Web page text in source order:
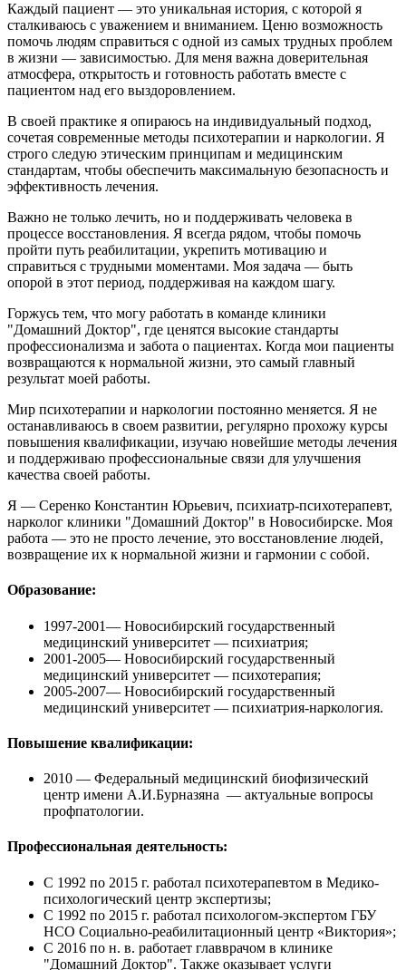
Каждый пациент — это уникальная история, с которой я
сталкиваюсь с уважением и вниманием. Ценю возможность
помочь людям справиться с одной из самых трудных проблем
в жизни — зависимостью. Для меня важна доверительная
атмосфера, открытость и готовность работать вместе с
пациентом над его выздоровлением.
В своей практике я опираюсь на индивидуальный подход,
сочетая современные методы психотерапии и наркологии. Я
строго следую этическим принципам и медицинским
стандартам, чтобы обеспечить максимальную безопасность и
эффективность лечения.
Важно не только лечить, но и поддерживать человека в
процессе восстановления. Я всегда рядом, чтобы помочь
пройти путь реабилитации, укрепить мотивацию и
справиться с трудными моментами. Моя задача — быть
опорой в этот период, поддерживая на каждом шагу.
Горжусь тем, что могу работать в команде клиники
"Домашний Доктор", где ценятся высокие стандарты
профессионализма и забота о пациентах. Когда мои пациенты
возвращаются к нормальной жизни, это самый главный
результат моей работы.
Мир психотерапии и наркологии постоянно меняется. Я не
останавливаюсь в своем развитии, регулярно прохожу курсы
повышения квалификации, изучаю новейшие методы лечения
и поддерживаю профессиональные связи для улучшения
качества своей работы.
Я — Серенко Константин Юрьевич, психиатр-психотерапевт,
нарколог клиники "Домашний Доктор" в Новосибирске. Моя
работа — это не просто лечение, это восстановление людей,
возвращение их к нормальной жизни и гармонии с собой.
Образование:
1997-2001— Новосибирский государственный
медицинский университет — психиатрия;
2001-2005— Новосибирский государственный
медицинский университет — психотерапия;
2005-2007— Новосибирский государственный
медицинский университет — психиатрия-наркология.
Повышение квалификации:
2010 — Федеральный медицинский биофизический
центр имени А.И.Бурназяна — актуальные вопросы
профпатологии.
Профессиональная деятельность:
С 1992 по 2015 г. работал психотерапевтом в Медико-
психологический центр экспертизы;
С 1992 по 2015 г. работал психологом-экспертом ГБУ
НСО Социально-реабилитационный центр «Виктория»;
С 2016 по н. в. работает главврачом в клинике
"Домашний Доктор". Также оказывает услуги